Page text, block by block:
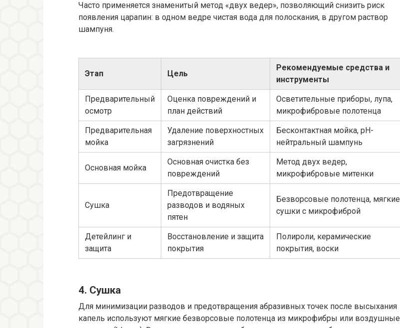
Часто применяется знаменитый метод «двух ведер», позволяющий снизить риск
появления царапин: в одном ведре чистая вода для полоскания, в другом раствор
шампуня.
Этап Цель
Рекомендуемые средства и
инструменты
Предварительный
осмотр
Оценка повреждений и
план действий
Осветительные приборы, лупа,
микрофибровые полотенца
Предварительная
мойка
Удаление поверхностных
загрязнений
Бесконтактная мойка, pH-
нейтральный шампунь
Основная мойка
Основная очистка без
повреждений
Метод двух ведер,
микрофибровые митенки
Сушка
Предотвращение
разводов и водяных
пятен
Безворсовые полотенца, мягкие
сушки с микрофиброй
Детейлинг и
защита
Восстановление и защита
покрытия
Полироли, керамические
покрытия, воски
4. Сушка
Для минимизации разводов и предотвращения абразивных точек после высыхания
капель используют мягкие безворсовые полотенца из микрофибры или воздушные